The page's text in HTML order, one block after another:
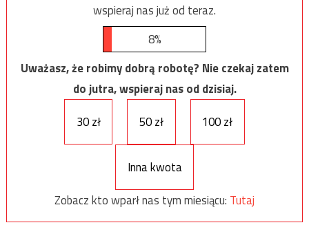
wspieraj nas już od teraz.
8%
Uważasz, że robimy dobrą robotę? Nie czekaj zatem
do jutra, wspieraj nas od dzisiaj.
30 zł
50 zł 100 zł
Inna kwota
Zobacz kto wparł nas tym miesiącu: Tutaj